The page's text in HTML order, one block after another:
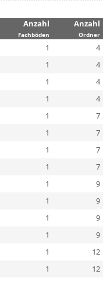
Anzahl
Fachböden
Anzahl
Ordner
1 4
1 4
1 4
1 4
1 7
1 7
1 7
1 7
1 9
1 9
1 9
1 9
1 12
1 12